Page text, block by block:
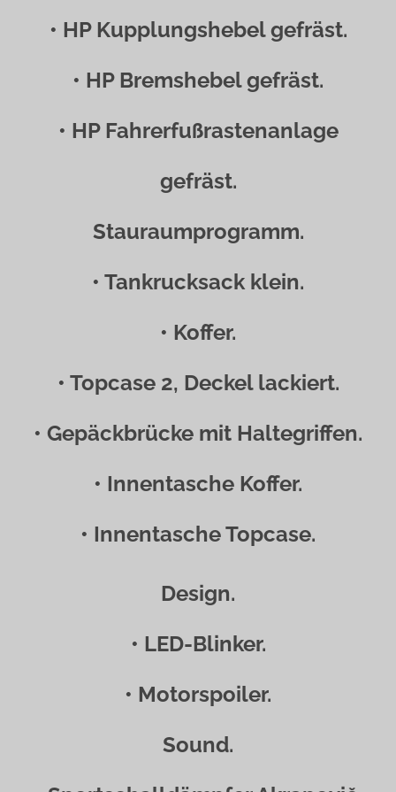
• HP Kupplungshebel gefräst.
• HP Bremshebel gefräst.
• HP Fahrerfußrastenanlage
gefräst.
Stauraumprogramm.
• Tankrucksack klein.
• Koffer.
• Topcase 2, Deckel lackiert.
• Gepäckbrücke mit Haltegriffen.
• Innentasche Koffer.
• Innentasche Topcase.
Design.
• LED-Blinker.
• Motorspoiler.
Sound.